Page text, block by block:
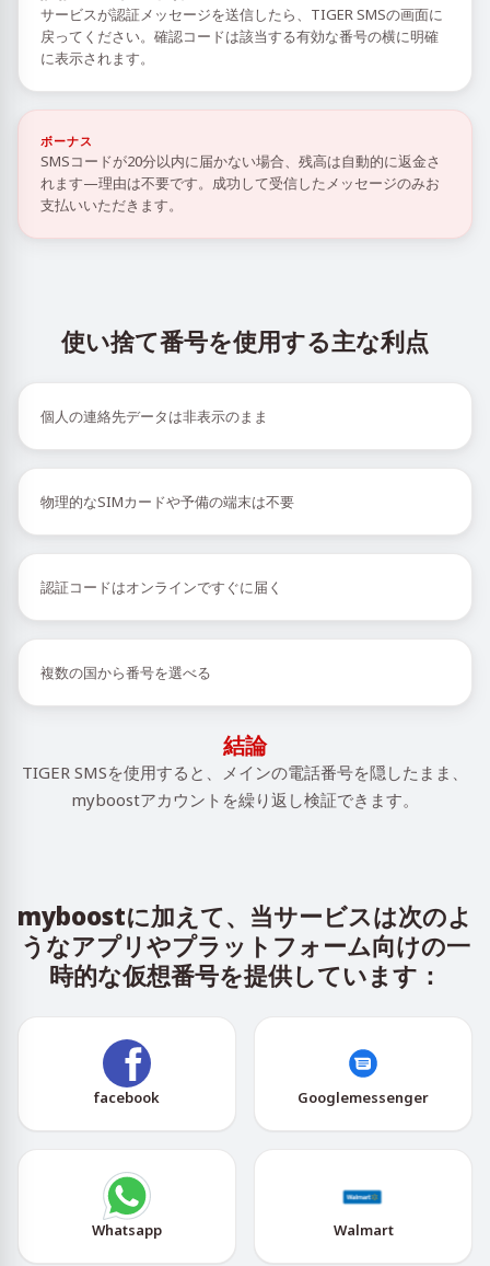
サービスが認証メッセージを送信したら、TIGER SMSの画面に
戻ってください。確認コードは該当する有効な番号の横に明確
に表示されます。
ボーナス
SMSコードが20分以内に届かない場合、残高は自動的に返金さ
れます—理由は不要です。成功して受信したメッセージのみお
支払いいただきます。
使い捨て番号を使用する主な利点
個人の連絡先データは非表示のまま
物理的なSIMカードや予備の端末は不要
認証コードはオンラインですぐに届く
複数の国から番号を選べる
結論
TIGER SMSを使用すると、メインの電話番号を隠したまま、
myboostアカウントを繰り返し検証できます。
myboostに加えて、当サービスは次のよ
うなアプリやプラットフォーム向けの一
時的な仮想番号を提供しています：
facebook Googlemessenger
Whatsapp Walmart